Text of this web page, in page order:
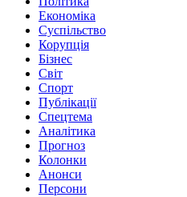
Економіка
Суспільство
Корупція
Бізнес
Світ
Спорт
Публікації
Спецтема
Аналітика
Прогноз
Колонки
Анонси
Персони